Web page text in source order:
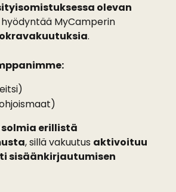
olevan
MyCamperin
.
erillistä
, sillä vakuutus aktivoituu
sisäänkirjautumisen